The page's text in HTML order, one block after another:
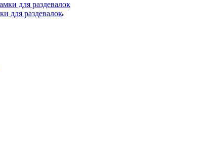
для раздевалок